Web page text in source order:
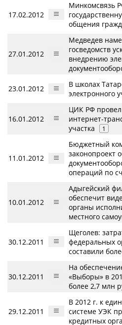
17.02.2012
Минкомсвязь
общения
27.01.2012
Медведев
госведомств
внедрению
23.01.2012
В школах
электронного
16.01.2012
ЦИК РФ
интернет-
участка
1
11.01.2012
Бюджетный
законопроект
операций по
10.01.2012
Адыгейский
обеспечит
органы
местного
30.12.2011
Щеголев:
федеральных
составили
30.12.2011
На
«Выборы» в
более 2,7 млн
29.12.2011
В 2012 г. к
системе УЭК
кредитных